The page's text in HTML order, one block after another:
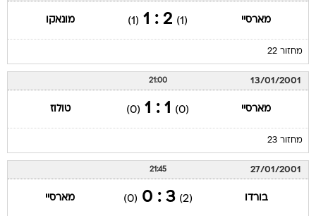
מארסיי (1)
2 : 1
(1) מונאקו
מחזור 22
13/01/2001
21:00
מארסיי (0)
1 : 1
(0) טולוז
מחזור 23
27/01/2001
21:45
בורדו (2)
3 : 0
(0) מארסיי